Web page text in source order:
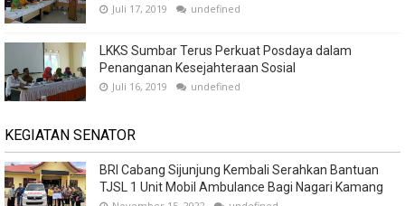
Juli 17, 2019 undefined
LKKS Sumbar Terus Perkuat Posdaya dalam
Penanganan Kesejahteraan Sosial
Juli 16, 2019 undefined
KEGIATAN SENATOR
BRI Cabang Sijunjung Kembali Serahkan Bantuan
TJSL 1 Unit Mobil Ambulance Bagi Nagari Kamang